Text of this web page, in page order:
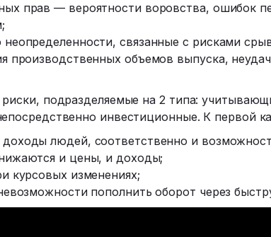
прав — вероятности воровства, ошибок
связанные с рисками
производственных объемов выпуска,
подразделяемые на 2 типа:
инвестиционные. К первой
людей, соответственно и
и цены, и доходы;
курсовых изменениях;
пополнить оборот через